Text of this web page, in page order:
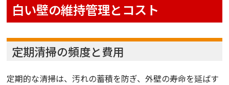
白い壁の維持管理とコスト
定期清掃の頻度と費用
定期的な清掃は、汚れの蓄積を防ぎ、外壁の寿命を延ばす